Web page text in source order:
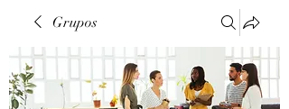
Grupos